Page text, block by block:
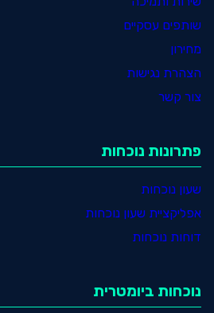
שותפים עסקיים
מחירון
הצהרת נגישות
צור קשר
פתרונות נוכחות
שעון נוכחות
אפליקציית שעון נוכחות
דוחות נוכחות
נוכחות ביומטרית